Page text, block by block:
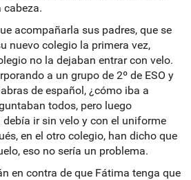
cabeza.
acompañarla sus padres, que se
nuevo colegio la primera vez,
no la dejaban entrar con velo.
a un grupo de 2º de ESO y
de español, ¿cómo iba a
todos, pero luego
ir sin velo y con el uniforme
en el otro colegio, han dicho que
eso no sería un problema.
en contra de que Fátima tenga que